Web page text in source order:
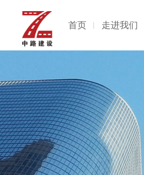
首页 走进我们